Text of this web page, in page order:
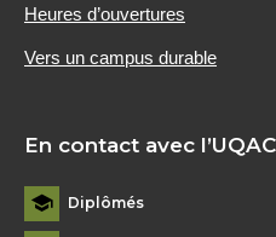
Heures d’ouvertures
Vers un campus durable
En contact avec l’UQAC
Diplômés